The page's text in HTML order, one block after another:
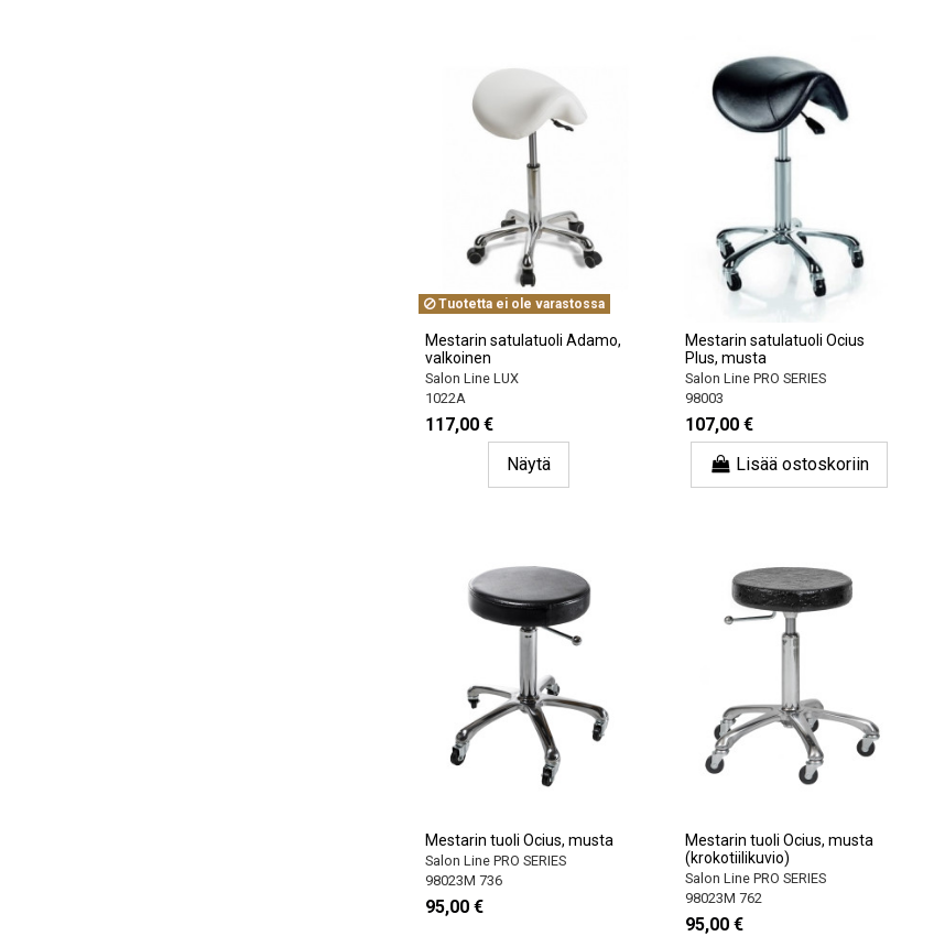
Tuotetta ei ole varastossa
Mestarin satulatuoli Adamo,
valkoinen
Salon Line LUX
1022A
117,00 €
Näytä
Mestarin satulatuoli Ocius
Plus, musta
Salon Line PRO SERIES
98003
107,00 €
Lisää ostoskoriin
Mestarin tuoli Ocius, musta
Salon Line PRO SERIES
98023M 736
95,00 €
Mestarin tuoli Ocius, musta
(krokotiilikuvio)
Salon Line PRO SERIES
98023M 762
95,00 €